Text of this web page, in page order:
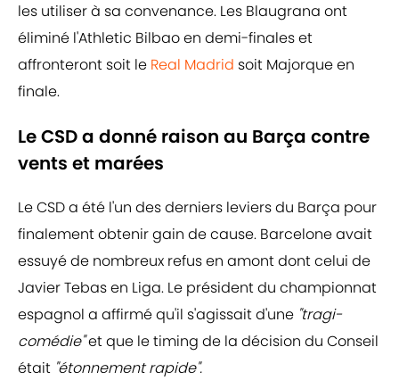
les utiliser à sa convenance. Les Blaugrana ont
éliminé l'Athletic Bilbao en demi-finales et
affronteront soit le Real Madrid soit Majorque en
finale.
Le CSD a donné raison au Barça contre
vents et marées
Le CSD a été l'un des derniers leviers du Barça pour
finalement obtenir gain de cause. Barcelone avait
essuyé de nombreux refus en amont dont celui de
Javier Tebas en Liga. Le président du championnat
espagnol a affirmé qu'il s'agissait d'une "tragi-
comédie"et que le timing de la décision du Conseil
était "étonnement rapide".